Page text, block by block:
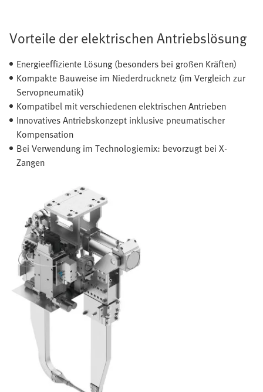
Vorteile der elektrischen Antriebslösung
Energieeffiziente Lösung (besonders bei großen Kräften)
Kompakte Bauweise im Niederdrucknetz (im Vergleich zur
Servopneumatik)
Kompatibel mit verschiedenen elektrischen Antrieben
Innovatives Antriebskonzept inklusive pneumatischer
Kompensation
Bei Verwendung im Technologiemix: bevorzugt bei X-
Zangen